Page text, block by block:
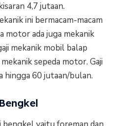
4,7 jutaan.
ini bermacam-macam
motor ada juga mekanik
mekanik mobil balap
sepeda motor. Gaji
hingga 60 jutaan/bulan.